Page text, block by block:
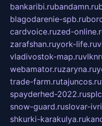
bankaribi.rubandamn.ru
blagodarenie-spb.ru
cardvoice.ruzed-
zarafshan.ruyork-life.ru
vladivostok-map.ru
webamator.ruzaryna.ru
trade-farm.rutajuncos.ru
spayderhed-2022.ru
snow-guard.ruslovar-
shkurki-karakulya.ru